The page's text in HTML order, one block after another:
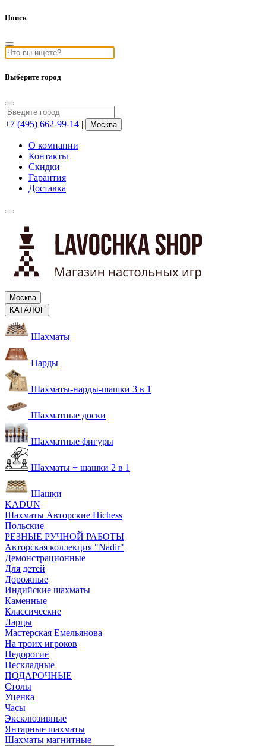
Поиск
Выберите город
+7 (495) 662-99-14 | Москва
О компании
Контакты
Скидки
Гарантия
Доставка
Москва
КАТАЛОГ
Шахматы
Нарды
Шахматы-нарды-шашки 3 в 1
Шахматные доски
Шахматные фигуры
Шахматы + шашки 2 в 1
Шашки
KADUN
Шахматы Авторские Hichess
Польские
РЕЗНЫЕ РУЧНОЙ РАБОТЫ
Авторская коллекция "Nadir"
Демонстрационные
Для детей
Дорожные
Индийские шахматы
Каменные
Классические
Ларцы
Мастерская Емельянова
На троих игроков
Недорогие
Нескладные
ПОДАРОЧНЫЕ
Столы
Уценка
Часы
Эксклюзивные
Янтарные шахматы
Шахматы магнитные